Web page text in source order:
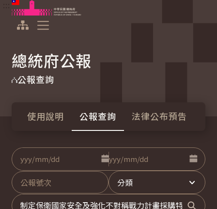
跳到主要內容
中華民國總統府
總統府公報
公報查詢
使用說明 公報查詢 法律公布預告
日期
點擊選擇日期起日
至
點擊選
公報號次
分類